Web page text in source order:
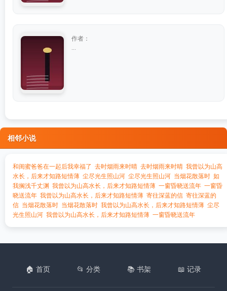
作者：
相邻小说
和闺蜜爸爸在一起后我幸福了 去时烟雨来时晴 去时烟雨来时晴 我曾以为山高
水长，后来才知路短情薄 尘尽光生照山河 尘尽光生照山河 当烟花散落时 如
我搁浅千丈渊 我曾以为山高水长，后来才知路短情薄 一窗昏晓送流年 一窗昏
晓送流年 我曾以为山高水长，后来才知路短情薄 寄往深蓝的信 寄往深蓝的
信 当烟花散落时 当烟花散落时 我曾以为山高水长，后来才知路短情薄 尘尽
光生照山河 我曾以为山高水长，后来才知路短情薄 一窗昏晓送流年
🏠 首页 📂 分类 📚 书架 📖 记录